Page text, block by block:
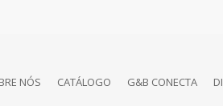
NÓS CATÁLOGO G&B CONECTA